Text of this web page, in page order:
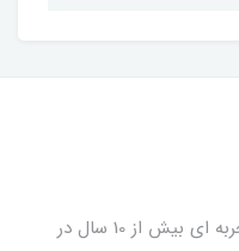
صنایع ایمنی و آتش نشانی عادل با تجربه ای بیش از 10 سال در